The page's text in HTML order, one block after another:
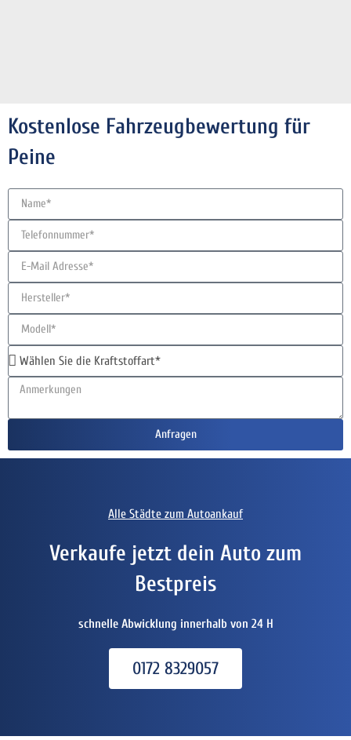
Kostenlose Fahrzeugbewertung für
Peine
Anfragen
Alle Städte zum Autoankauf
Verkaufe jetzt dein Auto zum
Bestpreis
schnelle Abwicklung innerhalb von 24 H
0172 8329057